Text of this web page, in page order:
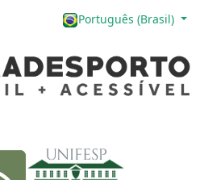
Português (Brasil)